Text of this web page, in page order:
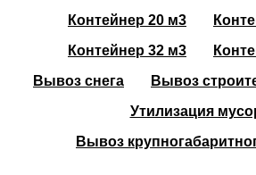
Контейнер 20 м3
Контейнер 32 м3
Вывоз снега
Вывоз
Утилизация
Вывоз